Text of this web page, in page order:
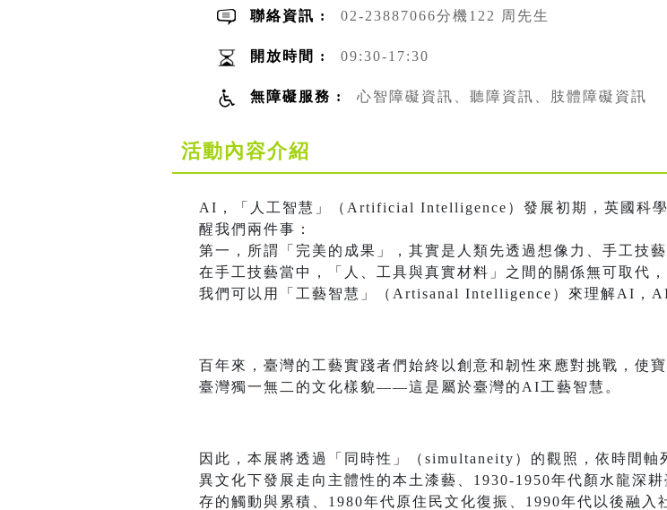
聯絡資訊 : 02-23887066分機122 周先生
開放時間 : 09:30-17:30
無障礙服務 : 心智障礙資訊、聽障資訊、肢體障礙資訊
活動內容介紹
AI，「人工智慧」（Artificial Intelligence）發展初期，英國科
醒我們兩件事：
第一，所謂「完美的成果」，其實是人類先透過想像力、手工技
在手工技藝當中，「人、工具與真實材料」之間的關係無可取代
我們可以用「工藝智慧」（Artisanal Intelligence）來理解AI，
百年來，臺灣的工藝實踐者們始終以創意和韌性來應對挑戰，使
臺灣獨一無二的文化樣貌——這是屬於臺灣的AI工藝智慧。
因此，本展將透過「同時性」（simultaneity）的觀照，依時間
異文化下發展走向主體性的本土漆藝、1930-1950年代顏水龍深
存的觸動與累積、1980年代原住民文化復振、1990年代以後融入